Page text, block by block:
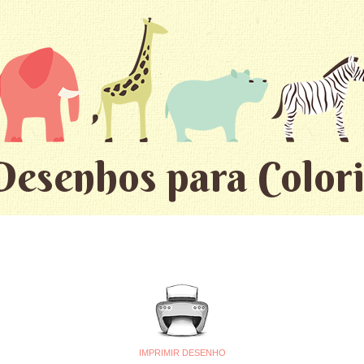
para
IMPRIMIR DESENHO